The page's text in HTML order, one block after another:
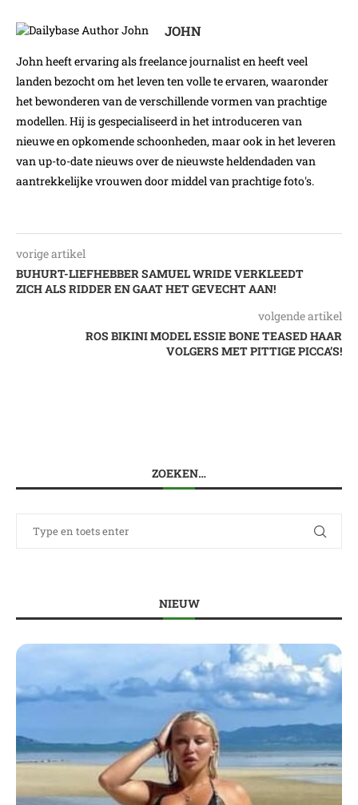
JOHN
John heeft ervaring als freelance journalist en heeft veel
landen bezocht om het leven ten volle te ervaren, waaronder
het bewonderen van de verschillende vormen van prachtige
modellen. Hij is gespecialiseerd in het introduceren van
nieuwe en opkomende schoonheden, maar ook in het leveren
van up-to-date nieuws over de nieuwste heldendaden van
aantrekkelijke vrouwen door middel van prachtige foto's.
vorige artikel
BUHURT-LIEFHEBBER SAMUEL WRIDE VERKLEEDT
ZICH ALS RIDDER EN GAAT HET GEVECHT AAN!
volgende artikel
ROS BIKINI MODEL ESSIE BONE TEASED HAAR
VOLGERS MET PITTIGE PICCA’S!
ZOEKEN…
NIEUW